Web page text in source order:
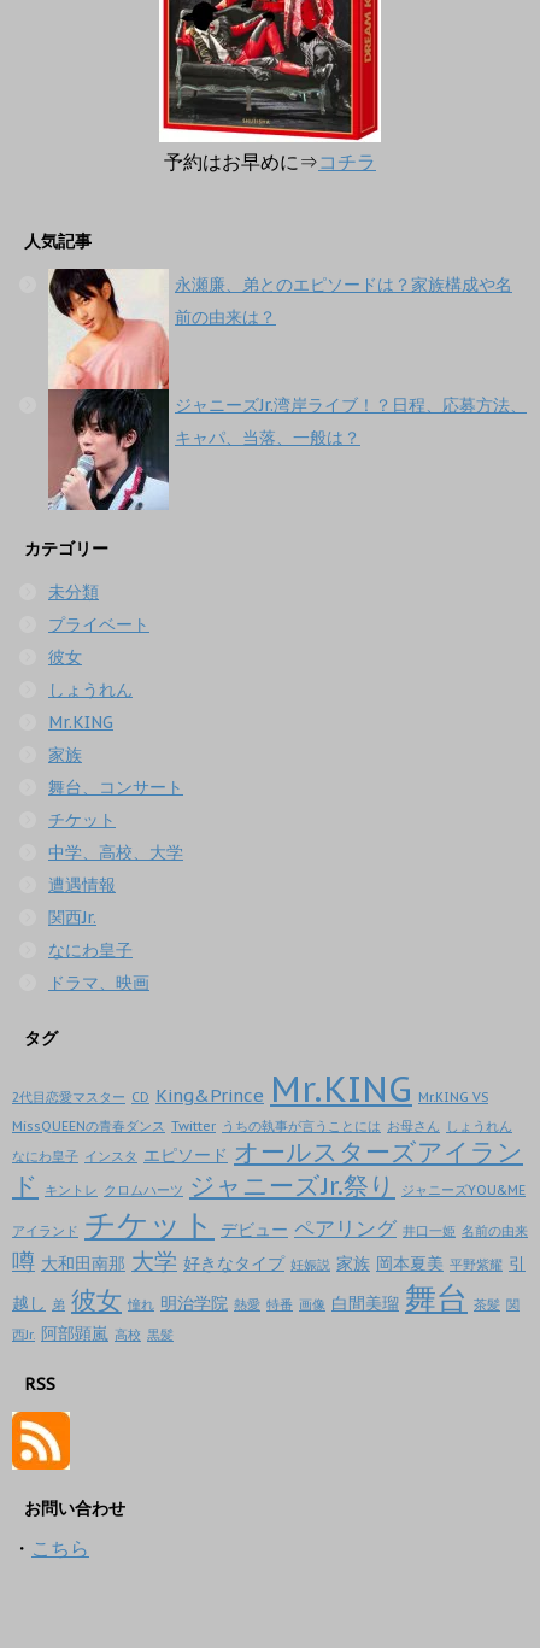
予約はお早めに⇒コチラ
人気記事
永瀬廉、弟とのエピソードは？家族構成や名
前の由来は？
ジャニーズJr.湾岸ライブ！？日程、応募方法、
キャパ、当落、一般は？
カテゴリー
未分類
プライベート
彼女
しょうれん
Mr.KING
家族
舞台、コンサート
チケット
中学、高校、大学
遭遇情報
関西Jr.
なにわ皇子
ドラマ、映画
タグ
2代目恋愛マスター CD King&Prince Mr.KING Mr.KING VS
MissQUEENの青春ダンス Twitter うちの執事が言うことには お母さん しょうれん
なにわ皇子 インスタ エピソード オールスターズアイラン
ド
キントレ クロムハーツ ジャニーズJr.祭り ジャニーズYOU&ME
アイランド チケット デビュー ペアリング 井口一姫 名前の由来
噂 大和田南那 大学 好きなタイプ 妊娠説 家族 岡本夏美 平野紫耀 引
越し 弟 彼女 憧れ 明治学院 熱愛 特番 画像 白間美瑠 舞台 茶髪 関
西Jr. 阿部顕嵐 高校 黒髪
RSS
お問い合わせ
・ こちら